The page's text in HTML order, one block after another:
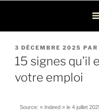
LéonEPM et
3 DÉCEMBRE 2025 PAR
15 signes
votre emploi
Source: « Indeed » le 4 juillet